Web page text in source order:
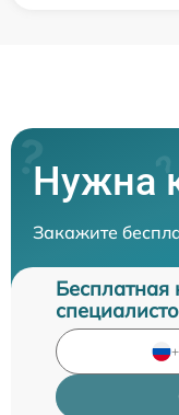
Нужна
Закажите
Бесплатная